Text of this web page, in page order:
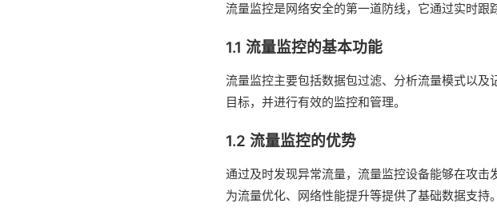
流量监控是网络安全的第一道防线，它通过实时跟
1.1 流量监控的基本功能
流量监控主要包括数据包过滤、分析流量模式以
目标，并进行有效的监控和管理。
1.2 流量监控的优势
通过及时发现异常流量，流量监控设备能够在攻
为流量优化、网络性能提升等提供了基础数据支持。